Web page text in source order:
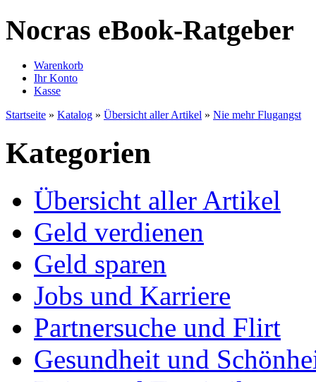
Nocras eBook-Ratgeber
Warenkorb
Ihr Konto
Kasse
Startseite » Katalog » Übersicht aller Artikel » Nie mehr Flugangst
Kategorien
Übersicht aller Artikel
Geld verdienen
Geld sparen
Jobs und Karriere
Partnersuche und Flirt
Gesundheit und